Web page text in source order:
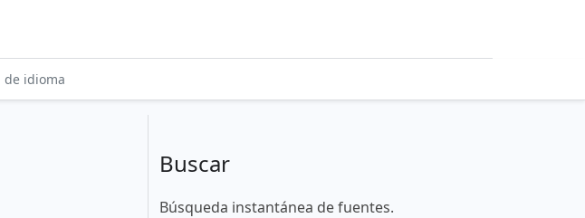
de idioma
Buscar
Búsqueda instantánea de fuentes.